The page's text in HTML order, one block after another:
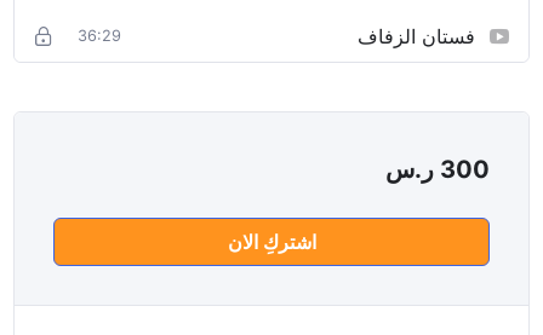
فستان الزفاف 36:29
300 ر.س
اشتركِ الان